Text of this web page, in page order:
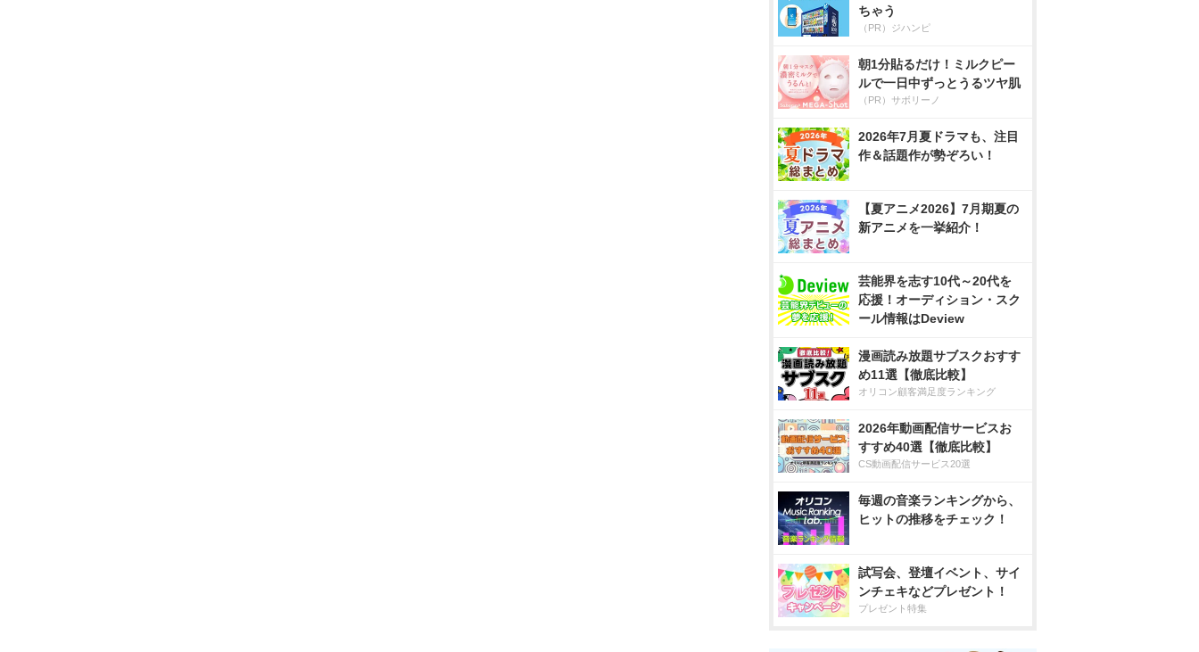
ちゃう
（PR）ジハンピ
朝1分貼るだけ！ミルクピー
ルで一日中ずっとうるツヤ肌
（PR）サボリーノ
2026年7月夏ドラマも、注目
作＆話題作が勢ぞろい！
【夏アニメ2026】7月期夏の
新アニメを一挙紹介！
芸能界を志す10代～20代を
応援！オーディション・スク
ール情報はDeview
漫画読み放題サブスクおすす
め11選【徹底比較】
オリコン顧客満足度ランキング
2026年動画配信サービスお
すすめ40選【徹底比較】
CS動画配信サービス20選
毎週の音楽ランキングから、
ヒットの推移をチェック！
試写会、登壇イベント、サイ
ンチェキなどプレゼント！
プレゼント特集